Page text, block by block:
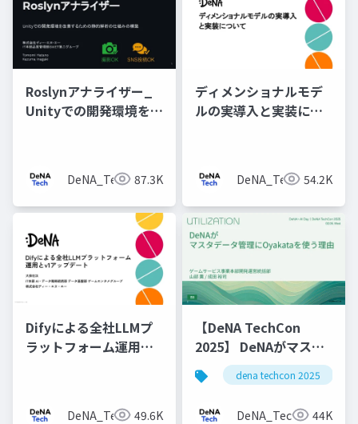
Roslynアナライザー_
Unityでの開発環境を改
DeNA_Tech 87.3K
ディメンショナルモデ
ルの実導入と実装につ
DeNA_Tech 54.2K
Difyによる全社LLMプ
ラットフォーム運用と
DeNA_Tech 49.6K
【DeNA TechCon
2025】 DeNAがマスタ
データ管理にOyakata
を使う理由
dena techcon 2025
DeNA_Tech 44K